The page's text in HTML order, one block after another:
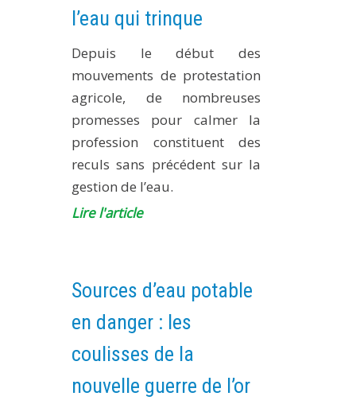
l’eau qui trinque
Depuis le début des
mouvements de protestation
agricole, de nombreuses
promesses pour calmer la
profession constituent des
reculs sans précédent sur la
gestion de l’eau.
Lire l'article
Sources d’eau potable
en danger : les
coulisses de la
nouvelle guerre de l’or